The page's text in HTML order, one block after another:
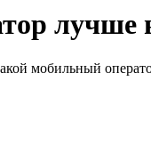
лучше
мобильный